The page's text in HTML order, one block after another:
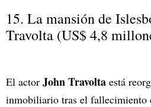
15. La mansión de
Travolta (US$ 4,8
El actor John Travolta está
inmobiliario tras el fallecimiento